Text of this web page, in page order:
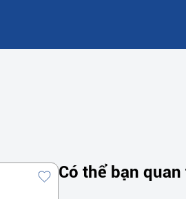
Có thể bạn quan